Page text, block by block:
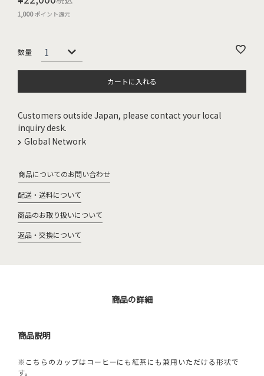
1,000ポイント還元
カートに入れる
Customers outside Japan, please contact your local
inquiry desk.
Global Network
商品についてのお問い合わせ
配送・送料について
商品のお取り扱いについて
返品・交換について
商品の詳細
商品説明
※こちらのカップはコーヒーにも紅茶にも兼用いただける形状で
す。